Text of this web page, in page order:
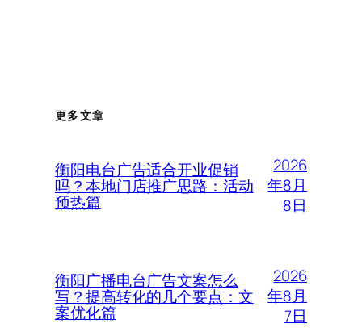
更多文章
衡阳电台广告适合开业促销
吗？本地门店推广思路：活动
预热篇
2026
年8月
8日
衡阳广播电台广告文案怎么
写？提高转化的几个要点：文
案优化篇
2026
年8月
7日